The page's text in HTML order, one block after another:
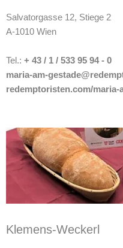
Salvatorgasse 12, Stiege 2
A-1010 Wien
Tel.: + 43 / 1 / 533 95 94 - 0
maria-am-
redemptoristen.com/maria-
Klemens-Weckerl